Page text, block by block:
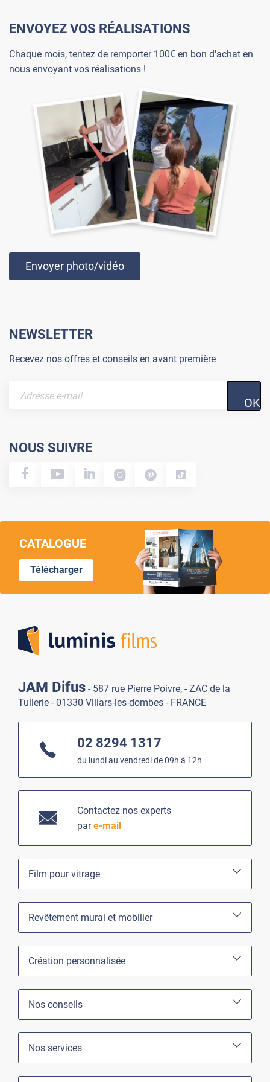
ENVOYEZ VOS RÉALISATIONS
Chaque mois, tentez de remporter 100€ en bon d'achat en
nous envoyant vos réalisations !
Envoyer photo/vidéo
NEWSLETTER
Recevez nos offres et conseils en avant première
OK
NOUS SUIVRE
CATALOGUE
Télécharger
JAM Difus - 587 rue Pierre Poivre, - ZAC de la
Tuilerie - 01330 Villars-les-dombes - FRANCE
02 8294 1317
du lundi au vendredi de 09h à 12h
Contactez nos experts
pare-mail
Film pour vitrage
Revêtement mural et mobilier
Création personnalisée
Nos conseils
Nos services